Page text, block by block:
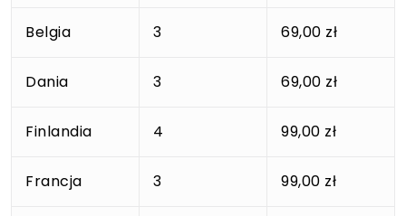
Belgia 3 69,00 zł
Dania 3 69,00 zł
Finlandia 4 99,00 zł
Francja 3 99,00 zł